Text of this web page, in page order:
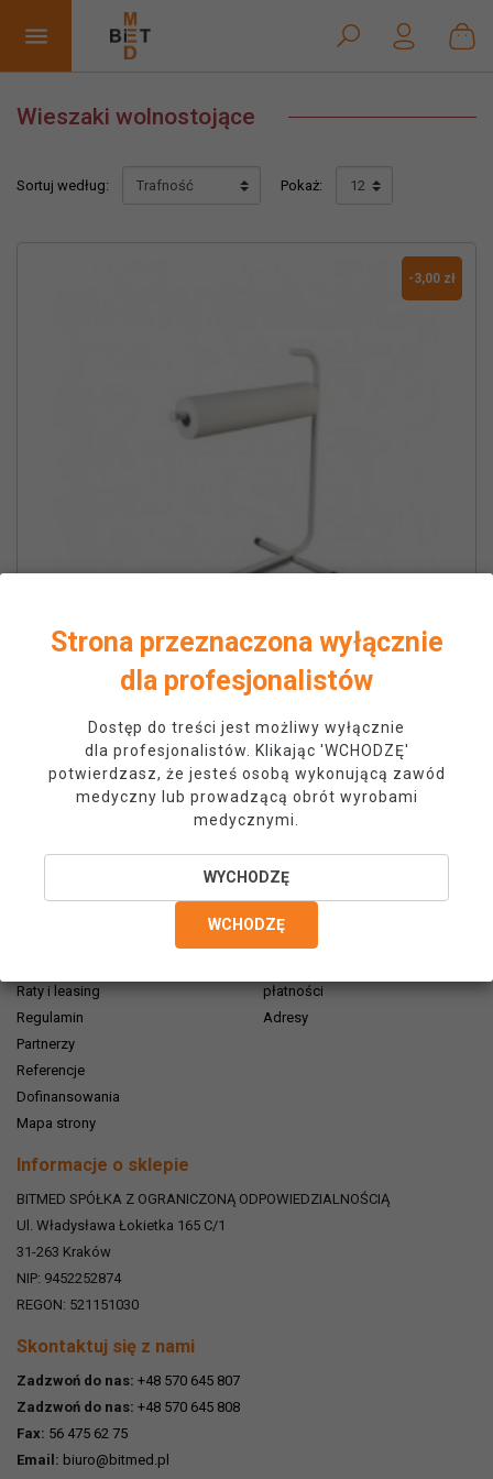
 
Wieszaki wolnostojące
Sortuj według: Pokaż:
Wieszak na papier wolnostojący
387,00 zł
Normalna cena
390,00 zł
-3,00 zł
Raty i leasing
Regulamin
Partnerzy
Referencje
Dofinansowania
Mapa strony
Twoje konto
Zamówienia
płatności
Adresy
Informacje o sklepie
BITMED SPÓŁKA Z OGRANICZONĄ ODPOWIEDZIALNOŚCIĄ
Ul. Władysława Łokietka 165 C/1
31-263 Kraków
NIP: 9452252874
REGON: 521151030
Skontaktuj się z nami
Zadzwoń do nas: +48 570 645 807
Zadzwoń do nas: +48 570 645 808
Fax: 56 475 62 75
Email: biuro@bitmed.pl
Strona przeznaczona wyłącznie
dla profesjonalistów
Dostęp do treści jest możliwy wyłącznie
dla profesjonalistów. Klikając 'WCHODZĘ'
potwierdzasz, że jesteś osobą wykonującą zawód
medyczny lub prowadzącą obrót wyrobami
medycznymi.
WYCHODZĘ
WCHODZĘ